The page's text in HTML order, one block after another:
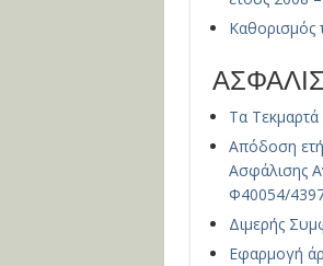
Καθορισμός
Τα Τεκμαρτά
Απόδοση
Ασφάλισης
Φ40054/
Διμερής
Εφαρμογή